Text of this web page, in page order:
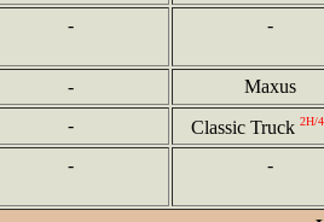
- -
-
Maxus
- Classic Truck 2H/
- -